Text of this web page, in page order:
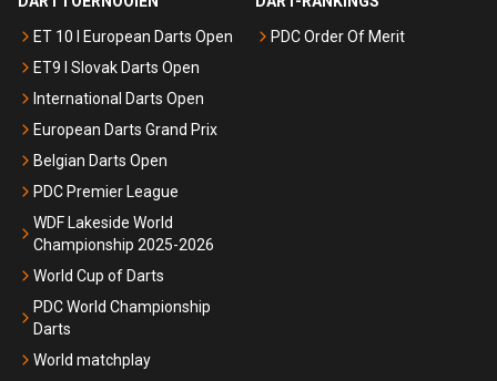
ET 10 I European Darts Open
ET9 I Slovak Darts Open
International Darts Open
European Darts Grand Prix
Belgian Darts Open
PDC Premier League
WDF Lakeside World
Championship 2025-2026
World Cup of Darts
PDC World Championship
Darts
World matchplay
PDC Order Of Merit